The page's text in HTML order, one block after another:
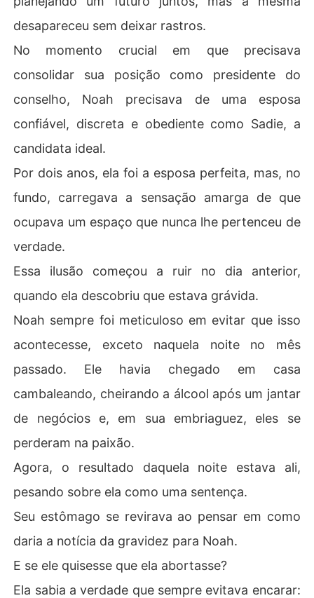
desapareceu sem deixar rastros.
No momento crucial em que precisava
consolidar sua posição como presidente do
conselho, Noah precisava de uma esposa
confiável, discreta e obediente como Sadie, a
candidata ideal.
Por dois anos, ela foi a esposa perfeita, mas, no
fundo, carregava a sensação amarga de que
ocupava um espaço que nunca lhe pertenceu de
verdade.
Essa ilusão começou a ruir no dia anterior,
quando ela descobriu que estava grávida.
Noah sempre foi meticuloso em evitar que isso
acontecesse, exceto naquela noite no mês
passado. Ele havia chegado em casa
cambaleando, cheirando a álcool após um jantar
de negócios e, em sua embriaguez, eles se
perderam na paixão.
Agora, o resultado daquela noite estava ali,
pesando sobre ela como uma sentença.
Seu estômago se revirava ao pensar em como
daria a notícia da gravidez para Noah.
E se ele quisesse que ela abortasse?
Ela sabia a verdade que sempre evitava encarar: